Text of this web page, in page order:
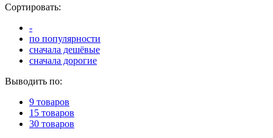
Сортировать:
-
по популярности
сначала дешёвые
сначала дорогие
Выводить по:
9 товаров
15 товаров
30 товаров